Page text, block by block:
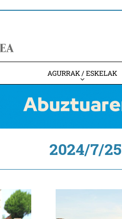
AGURRAK / ESKELAK
2024/7/25